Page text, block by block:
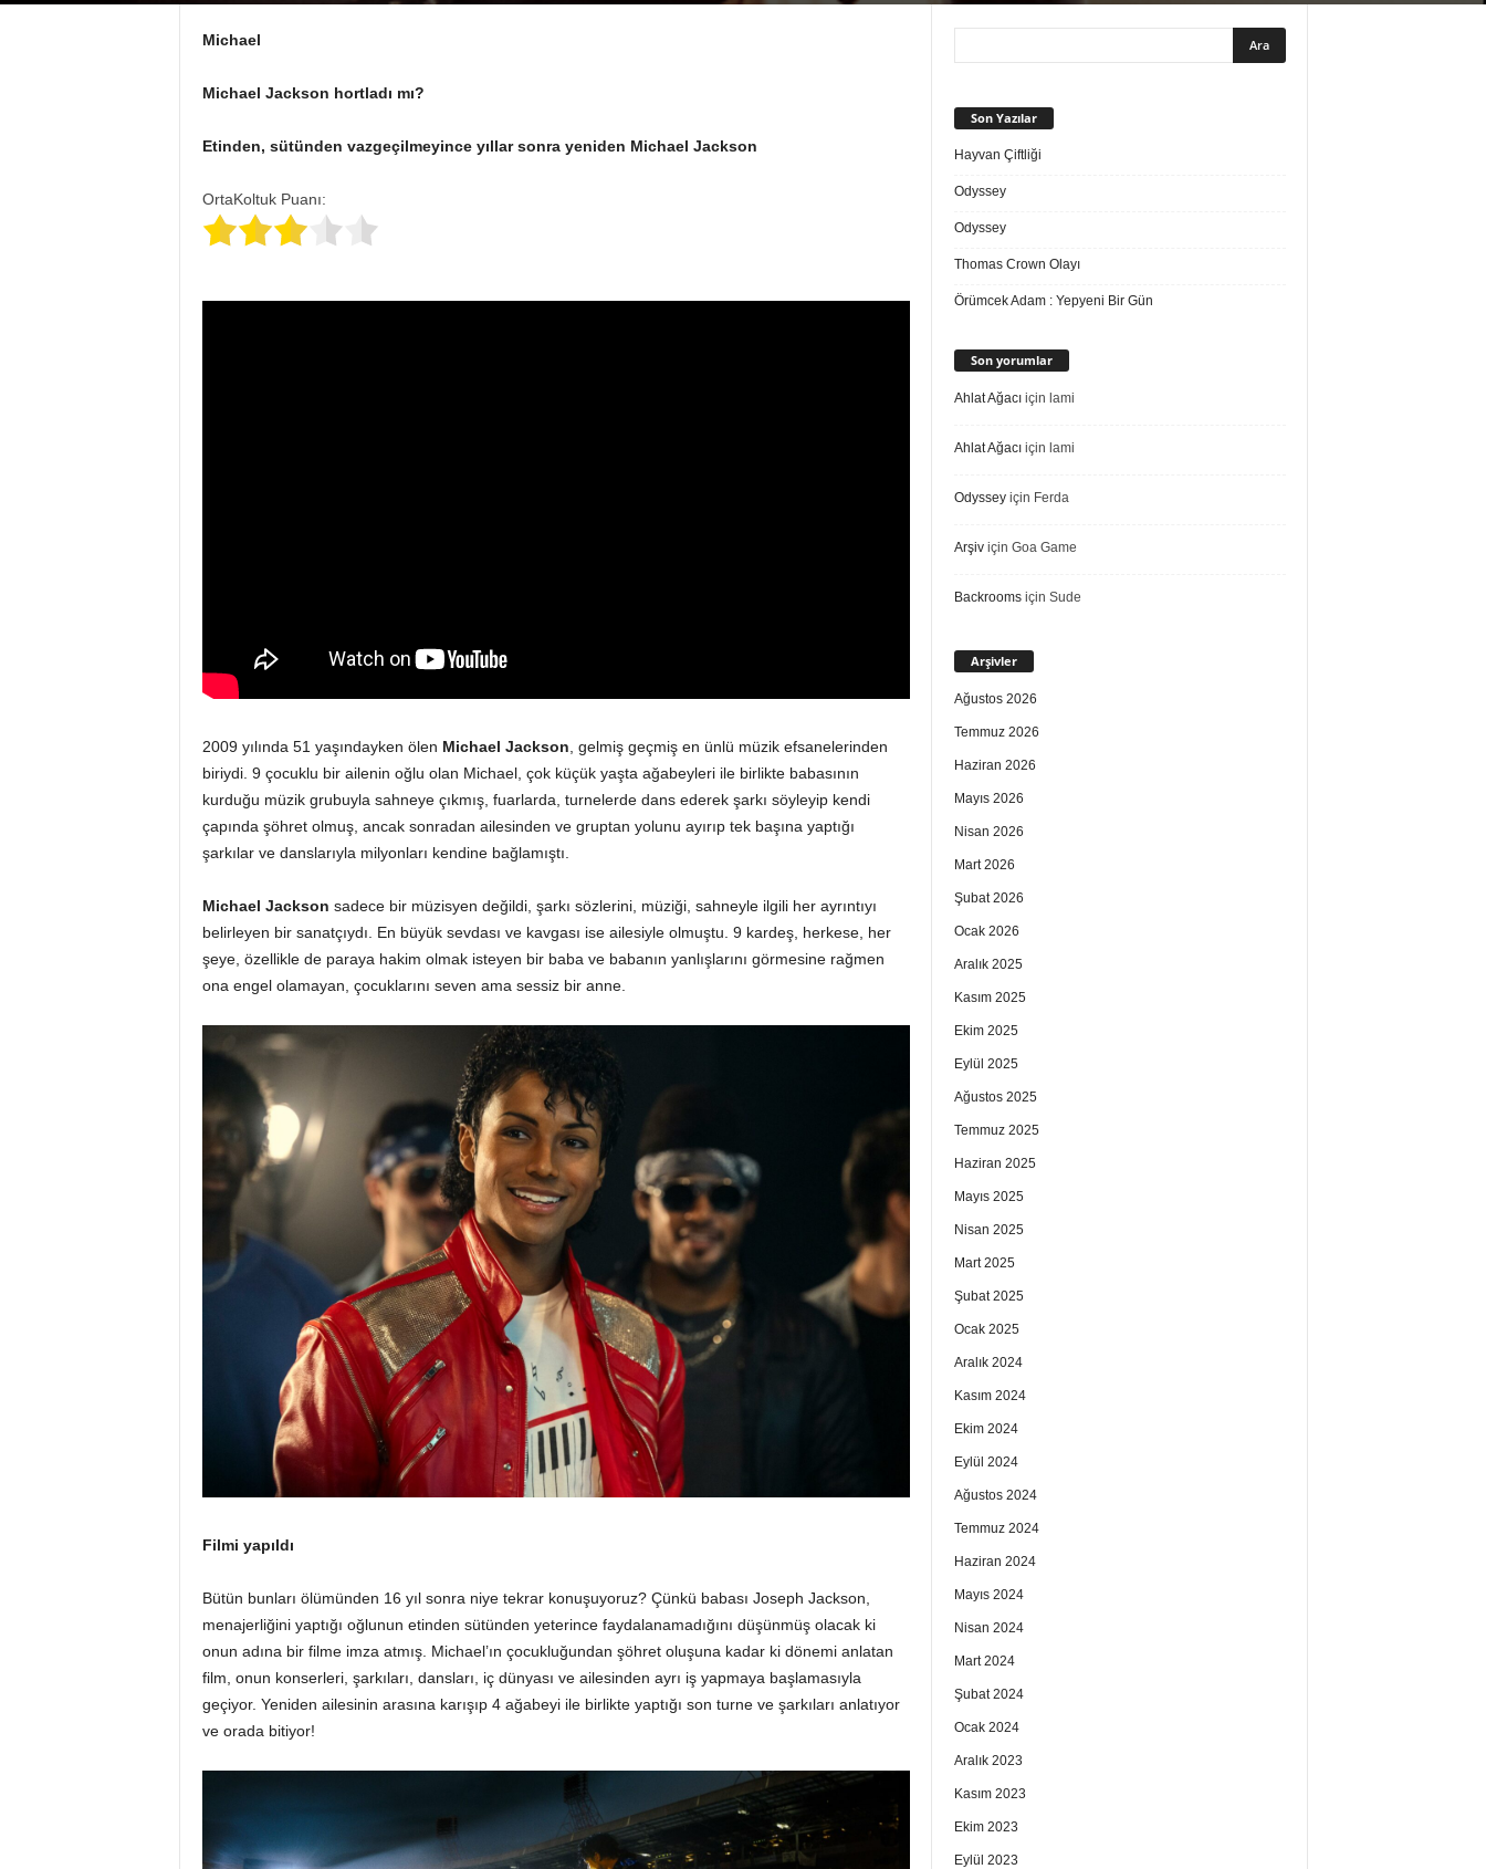
Michael
Michael Jackson hortladı mı?
Etinden, sütünden vazgeçilmeyince yıllar sonra yeniden Michael Jackson
OrtaKoltuk Puanı:
2009 yılında 51 yaşındayken ölen Michael Jackson , gelmiş geçmiş en ünlü müzik efsanelerinden
biriydi. 9 çocuklu bir ailenin oğlu olan Michael, çok küçük yaşta ağabeyleri ile birlikte babasının
kurduğu müzik grubuyla sahneye çıkmış, fuarlarda, turnelerde dans ederek şarkı söyleyip kendi
çapında şöhret olmuş, ancak sonradan ailesinden ve gruptan yolunu ayırıp tek başına yaptığı
şarkılar ve danslarıyla milyonları kendine bağlamıştı.
Michael Jackson sadece bir müzisyen değildi, şarkı sözlerini, müziği, sahneyle ilgili her ayrıntıyı
belirleyen bir sanatçıydı. En büyük sevdası ve kavgası ise ailesiyle olmuştu. 9 kardeş, herkese, her
şeye, özellikle de paraya hakim olmak isteyen bir baba ve babanın yanlışlarını görmesine rağmen
ona engel olamayan, çocuklarını seven ama sessiz bir anne.
Filmi yapıldı
Bütün bunları ölümünden 16 yıl sonra niye tekrar konuşuyoruz? Çünkü babası Joseph Jackson,
menajerliğini yaptığı oğlunun etinden sütünden yeterince faydalanamadığını düşünmüş olacak ki
onun adına bir filme imza atmış. Michael’ın çocukluğundan şöhret oluşuna kadar ki dönemi anlatan
film, onun konserleri, şarkıları, dansları, iç dünyası ve ailesinden ayrı iş yapmaya başlamasıyla
geçiyor. Yeniden ailesinin arasına karışıp 4 ağabeyi ile birlikte yaptığı son turne ve şarkıları anlatıyor
ve orada bitiyor!
Son Yazılar
Hayvan Çiftliği
Odyssey
Odyssey
Thomas Crown Olayı
Örümcek Adam : Yepyeni Bir Gün
Son yorumlar
Ahlat Ağacıiçin lami
Ahlat Ağacıiçin lami
Odysseyiçin Ferda
Arşiviçin Goa Game
Backroomsiçin Sude
Arşivler
Ağustos 2026
Temmuz 2026
Haziran 2026
Mayıs 2026
Nisan 2026
Mart 2026
Şubat 2026
Ocak 2026
Aralık 2025
Kasım 2025
Ekim 2025
Eylül 2025
Ağustos 2025
Temmuz 2025
Haziran 2025
Mayıs 2025
Nisan 2025
Mart 2025
Şubat 2025
Ocak 2025
Aralık 2024
Kasım 2024
Ekim 2024
Eylül 2024
Ağustos 2024
Temmuz 2024
Haziran 2024
Mayıs 2024
Nisan 2024
Mart 2024
Şubat 2024
Ocak 2024
Aralık 2023
Kasım 2023
Ekim 2023
Eylül 2023